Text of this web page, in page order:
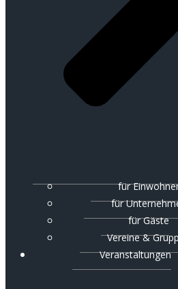
für
für
für Gäste
Vereine &
Veranstaltungen